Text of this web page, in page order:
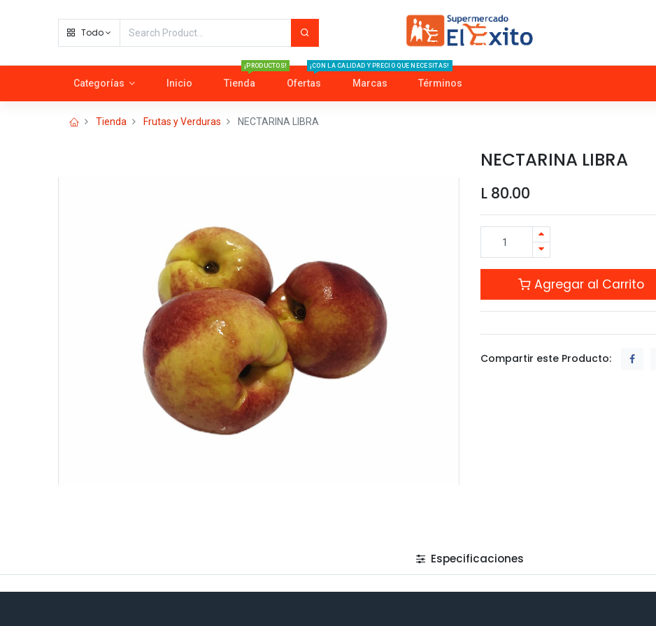
Todo
Categorías Inicio Tienda
¡PRODUCTOS!
Ofertas
¡CON LA CALIDAD Y PRECIO QUE NECESITAS!
Marcas Términos
Tienda Frutas y Verduras NECTARINA LIBRA
NECTARINA LIBRA
L 80.00
Agregar al Carrito
Compartir este Producto:
Especificaciones